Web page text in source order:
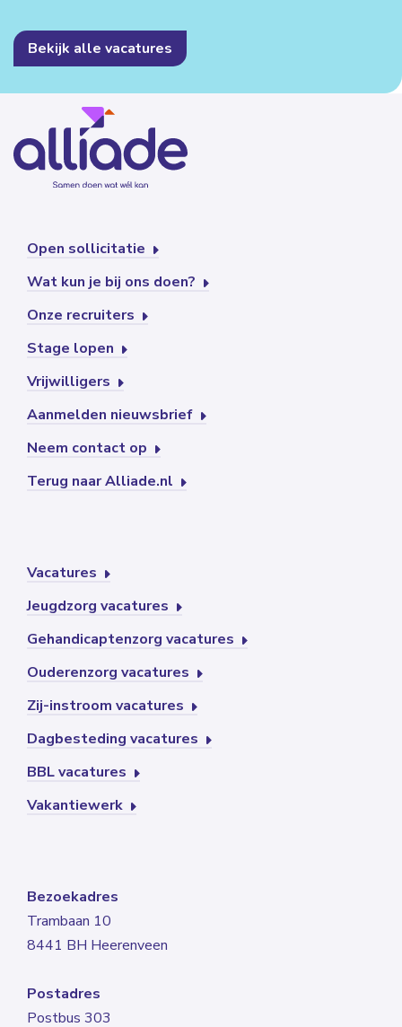
Bekijk alle vacatures
Open sollicitatie
Wat kun je bij ons doen?
Onze recruiters
Stage lopen
Vrijwilligers
Aanmelden nieuwsbrief
Neem contact op
Terug naar Alliade.nl
Vacatures
Jeugdzorg vacatures
Gehandicaptenzorg vacatures
Ouderenzorg vacatures
Zij-instroom vacatures
Dagbesteding vacatures
BBL vacatures
Vakantiewerk
Bezoekadres
Trambaan 10
8441 BH Heerenveen
Postadres
Postbus 303